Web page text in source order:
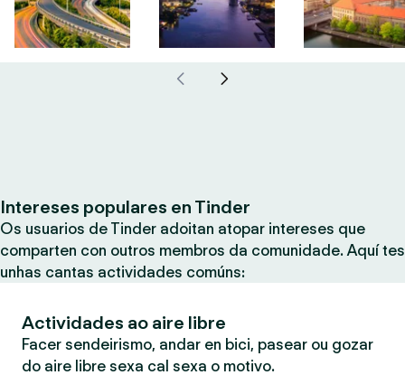
Intereses populares en Tinder
Os usuarios de Tinder adoitan atopar intereses que
comparten con outros membros da comunidade. Aquí tes
unhas cantas actividades comúns:
Actividades ao aire libre
Facer sendeirismo, andar en bici, pasear ou gozar
do aire libre sexa cal sexa o motivo.